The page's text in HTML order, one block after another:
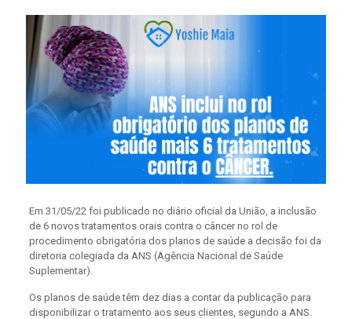
Em 31/05/22 foi publicado no diário oficial da União, a inclusão
de 6 novos tratamentos orais contra o câncer no rol de
procedimento obrigatória dos planos de saúde a decisão foi da
diretoria colegiada da ANS (Agência Nacional de Saúde
Suplementar).
Os planos de saúde têm dez dias a contar da publicação para
disponibilizar o tratamento aos seus clientes, segundo a ANS.